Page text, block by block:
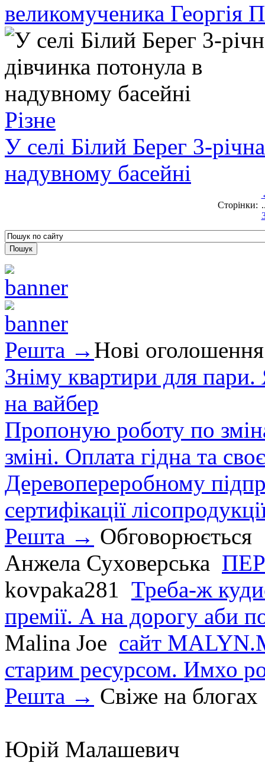
великомученика Георгія
Різне
У селі Білий Берег 3-
надувному басейні
Сторінки:
Решта → Нові оголошення
Зніму квартири для
на вайбер
Пропоную роботу по
зміні. Оплата гідна та
Деревопереробному
сертифікації
Решта → Обговорюється
Анжела Суховерська
kovpaka281 Треба-ж
премії. А на дорогу аби
Malina Joe сайт
старим ресурсом. Имхо
Решта → Свіже на блогах
Юрій Малашевич